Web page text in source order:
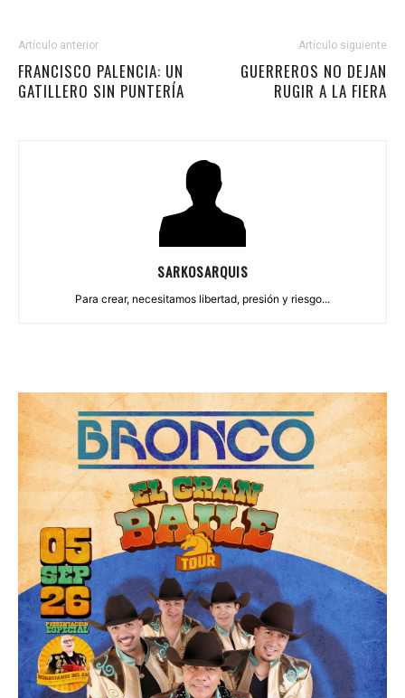
Artículo anterior
FRANCISCO PALENCIA: UN
GATILLERO SIN PUNTERÍA
Artículo siguiente
GUERREROS NO DEJAN
RUGIR A LA FIERA
SARKOSARQUIS
Para crear, necesitamos libertad, presión y riesgo...